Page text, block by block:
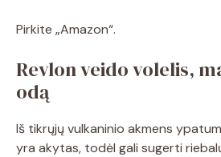
Pirkite „Amazon“.
Revlon veido volelis,
odą
Iš tikrųjų vulkaninio akmens
yra akytas, todėl gali sugerti